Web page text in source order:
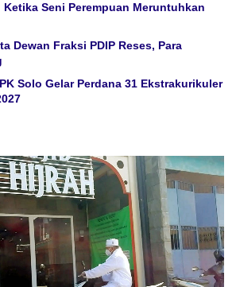
Ketika Seni Perempuan Meruntuhkan
Dewan Fraksi PDIP Reses, Para
Solo Gelar Perdana 31 Ekstrakurikuler